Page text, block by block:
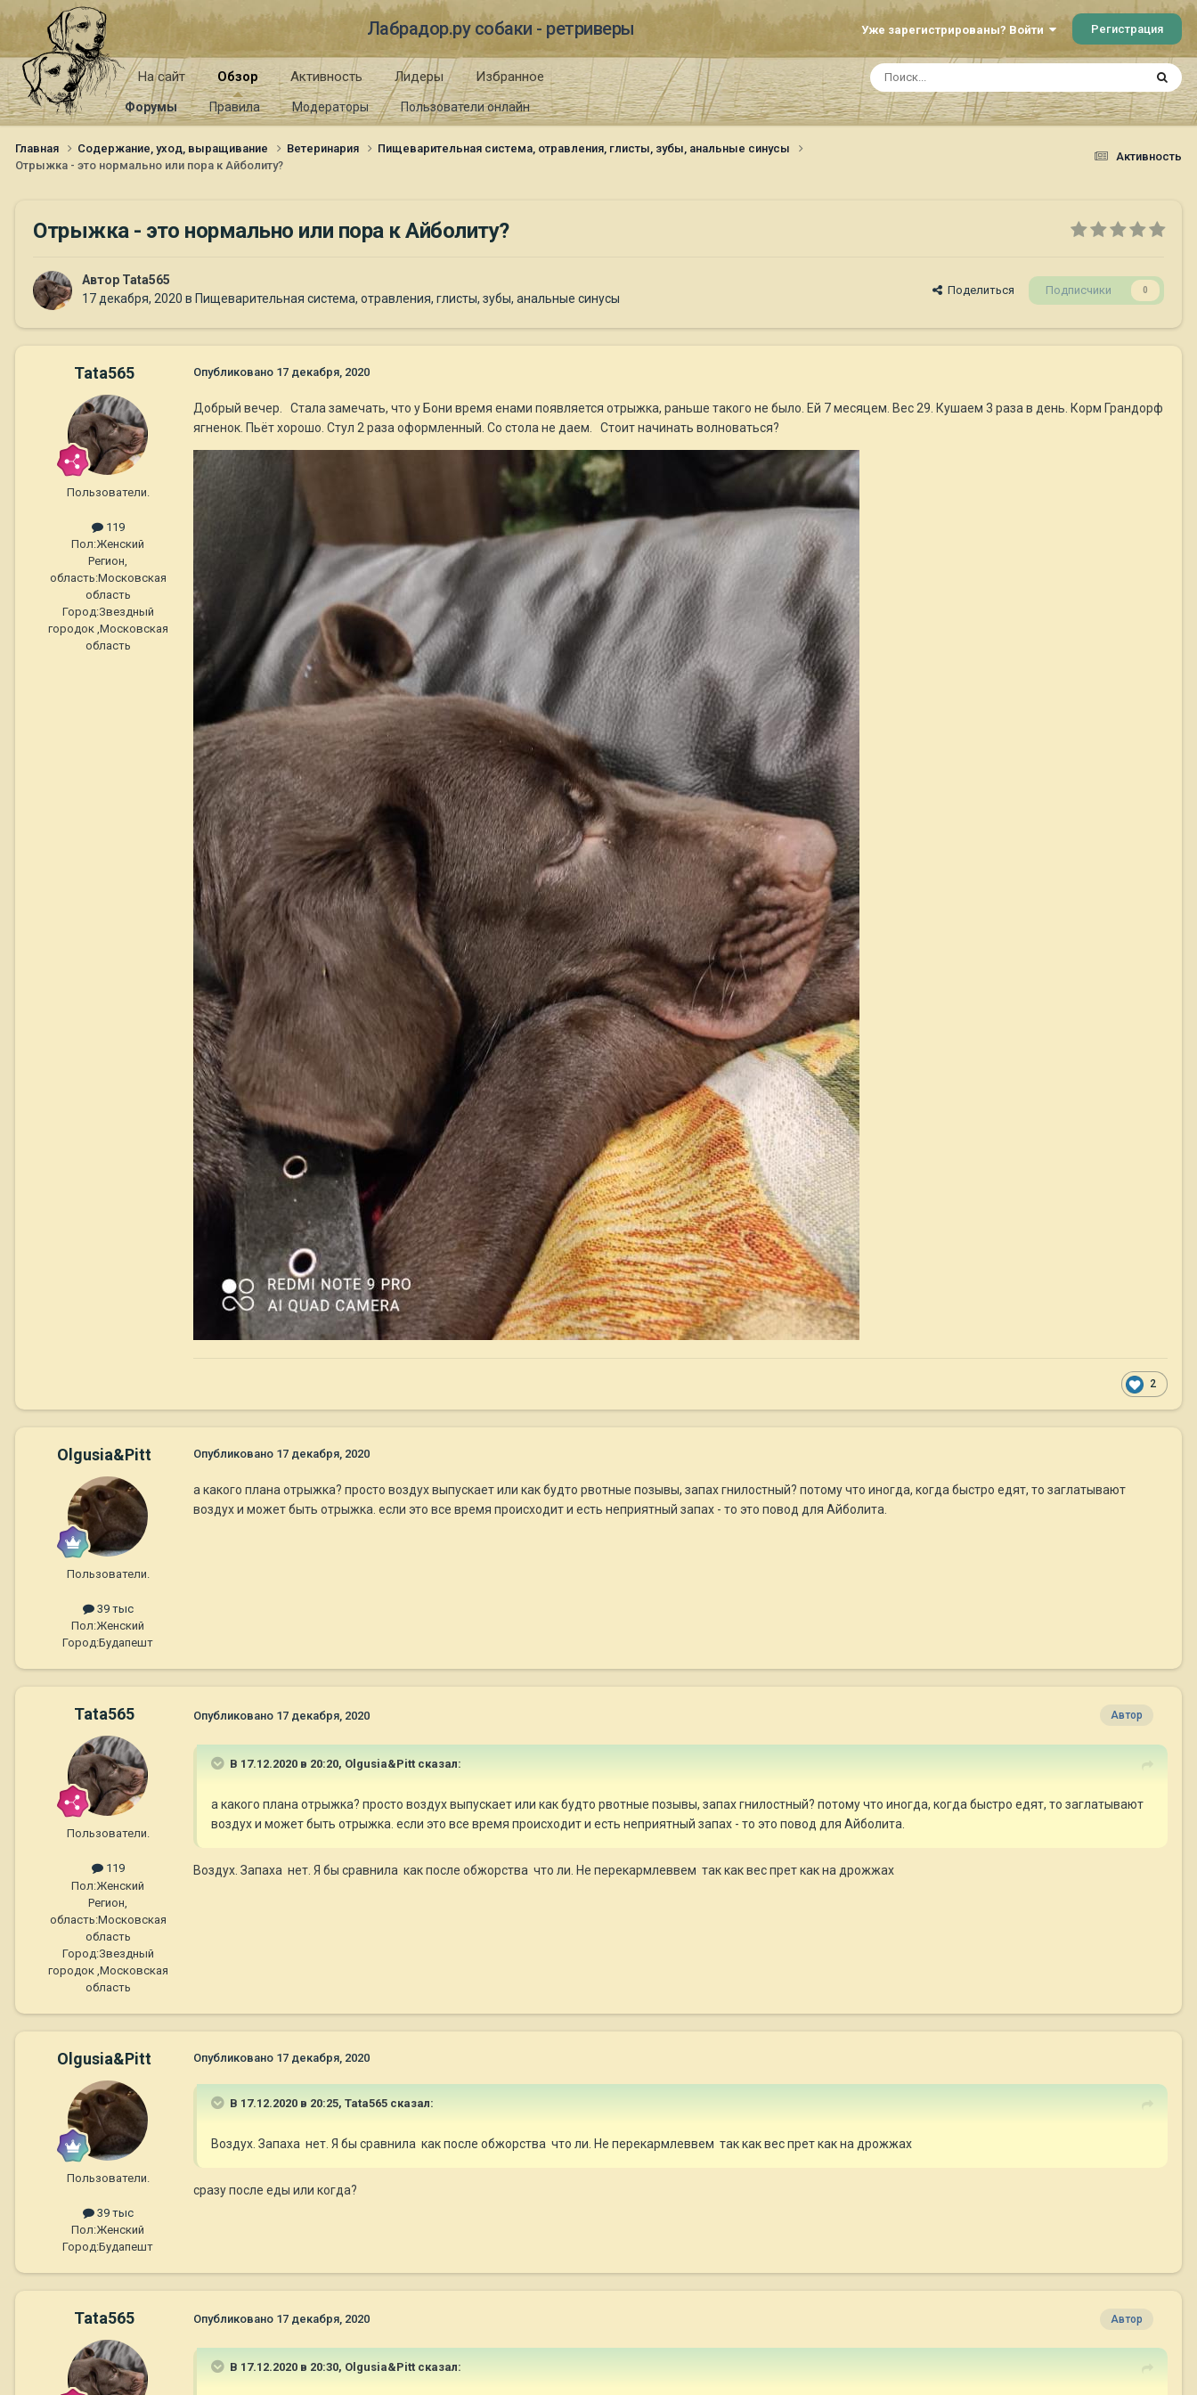
Лабрадор.ру собаки - ретриверы Уже зарегистрированы? Войти Регистрация
На сайт Обзор
Форумы Правила Модераторы Пользователи онлайн
Активность Лидеры Избранное
Активность
Главная Содержание, уход, выращивание Ветеринария
Пищеварительная система, отравления, глисты, зубы, анальные синусы
Отрыжка - это нормально или пора к Айболиту?
Отрыжка - это нормально или пора к Айболиту?
Автор Tata565
17 декабря, 2020 в Пищеварительная система, отравления, глисты, зубы, анальные синусы
Поделиться Подписчики 0
Tata565
Пользователи.
119
Пол:Женский
Регион,
область:Московская
область
Город:Звездный
городок ,Московская
область
Опубликовано 17 декабря, 2020
Добрый вечер. Стала замечать, что у Бони время енами появляется отрыжка, раньше такого не было. Ей 7 месяцем. Вес 29. Кушаем 3 раза в день. Корм Грандорф
ягненок. Пьёт хорошо. Стул 2 раза оформленный. Со стола не даем. Стоит начинать волноваться?
2
Olgusia&Pitt
Пользователи.
39 тыс
Пол:Женский
Город:Будапешт
Опубликовано 17 декабря, 2020
а какого плана отрыжка? просто воздух выпускает или как будто рвотные позывы, запах гнилостный? потому что иногда, когда быстро едят, то заглатывают
воздух и может быть отрыжка. если это все время происходит и есть неприятный запах - то это повод для Айболита.
Tata565
Пользователи.
119
Пол:Женский
Регион,
область:Московская
область
Город:Звездный
городок ,Московская
область
Автор
Опубликовано 17 декабря, 2020
В 17.12.2020 в 20:20, Olgusia&Pitt сказал:
а какого плана отрыжка? просто воздух выпускает или как будто рвотные позывы, запах гнилостный? потому что иногда, когда быстро едят, то заглатывают
воздух и может быть отрыжка. если это все время происходит и есть неприятный запах - то это повод для Айболита.
Воздух. Запаха нет. Я бы сравнила как после обжорства что ли. Не перекармлеввем так как вес прет как на дрожжах
Olgusia&Pitt
Пользователи.
39 тыс
Пол:Женский
Город:Будапешт
Опубликовано 17 декабря, 2020
В 17.12.2020 в 20:25, Tata565 сказал:
Воздух. Запаха нет. Я бы сравнила как после обжорства что ли. Не перекармлеввем так как вес прет как на дрожжах
сразу после еды или когда?
Tata565 Автор
Опубликовано 17 декабря, 2020
В 17.12.2020 в 20:30, Olgusia&Pitt сказал: